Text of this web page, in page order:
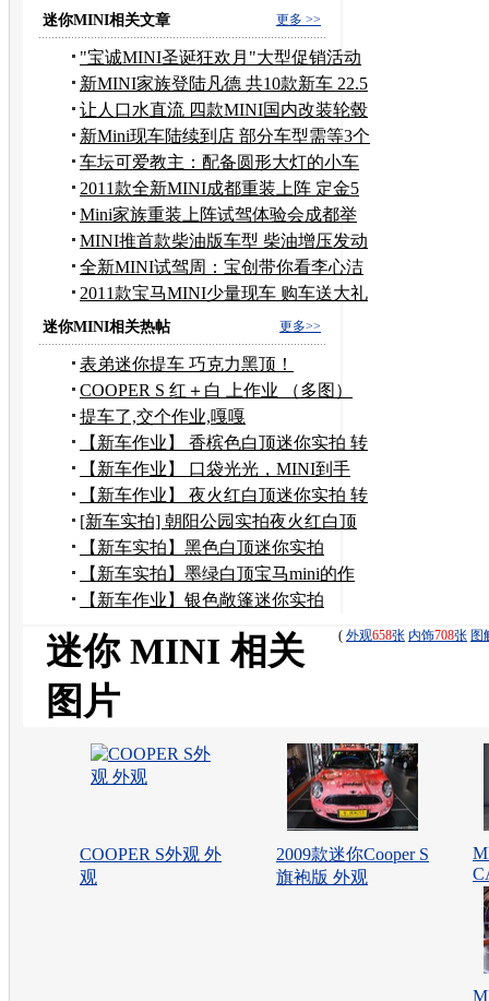
更多 >>
迷你MINI相关文章
"宝诚MINI圣诞狂欢月"大型促销活动
启动
新MINI家族登陆凡德 共10款新车 22.5
万起
让人口水直流 四款MINI国内改装轮毂
推荐
新Mini现车陆续到店 部分车型需等3个
月
车坛可爱教主：配备圆形大灯的小车
盘点
2011款全新MINI成都重装上阵 定金5
万元
Mini家族重装上阵试驾体验会成都举
行
MINI推首款柴油版车型 柴油增压发动
机
全新MINI试驾周：宝创带你看李心洁
话剧
2011款宝马MINI少量现车 购车送大礼
包
更多>>
迷你MINI相关热帖
表弟迷你提车 巧克力黑顶！
COOPER S 红＋白 上作业 （多图）
提车了,交个作业,嘎嘎
【新车作业】 香槟色白顶迷你实拍 转
载
【新车作业】 口袋光光，MINI到手
黄色黑顶实拍 转载
【新车作业】 夜火红白顶迷你实拍 转
载
[新车实拍] 朝阳公园实拍夜火红白顶
迷你
【新车实拍】黑色白顶迷你实拍
【新车实拍】墨绿白顶宝马mini的作
业 用车日记 （转载）
【新车作业】银色敞篷迷你实拍
( 外观658张 内饰708张 图
迷你 MINI 相关
图片
COOPER S外观 外
观
2009款迷你Cooper S
旗袍版 外观